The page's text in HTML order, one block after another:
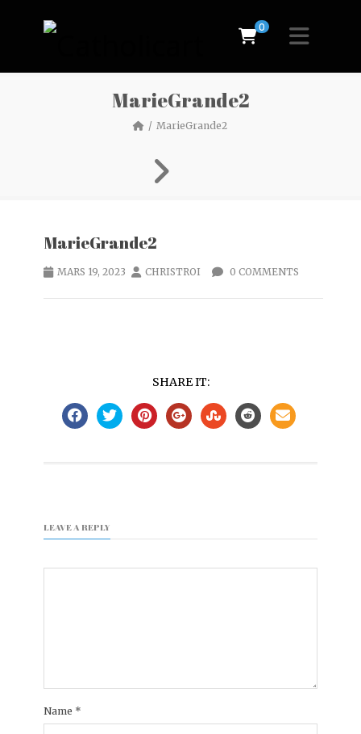
0
MarieGrande2
MarieGrande2
MarieGrande2
MARS 19, 2023 CHRISTROI 0 COMMENTS
SHARE IT:
LEAVE A REPLY
Name *